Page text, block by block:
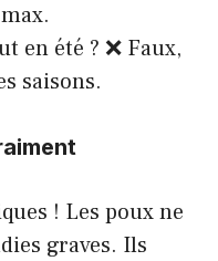
en été ? ❌ Faux,
saisons.
! Les poux ne
graves. Ils